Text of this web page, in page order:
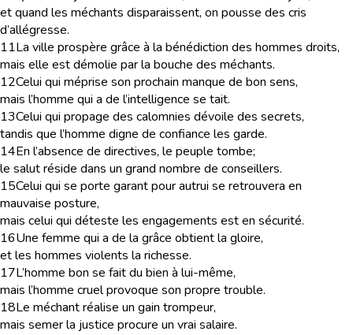
et quand les méchants disparaissent, on pousse des cris
d’allégresse.
11La ville prospère grâce à la bénédiction des hommes droits,
mais elle est démolie par la bouche des méchants.
12Celui qui méprise son prochain manque de bon sens,
mais l’homme qui a de l’intelligence se tait.
13Celui qui propage des calomnies dévoile des secrets,
tandis que l’homme digne de confiance les garde.
14En l’absence de directives, le peuple tombe;
le salut réside dans un grand nombre de conseillers.
15Celui qui se porte garant pour autrui se retrouvera en
mauvaise posture,
mais celui qui déteste les engagements est en sécurité.
16Une femme qui a de la grâce obtient la gloire,
et les hommes violents la richesse.
17L’homme bon se fait du bien à lui-même,
mais l’homme cruel provoque son propre trouble.
18Le méchant réalise un gain trompeur,
mais semer la justice procure un vrai salaire.